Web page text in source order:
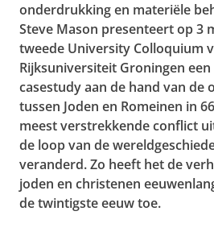
onderdrukking en materiële
Steve Mason presenteert op 3
tweede University Colloquium
Rijksuniversiteit Groningen
casestudy aan de hand van de
tussen Joden en Romeinen in
meest verstrekkende conflict
de loop van de
veranderd. Zo heeft het de
joden en christenen
de twintigste eeuw toe.